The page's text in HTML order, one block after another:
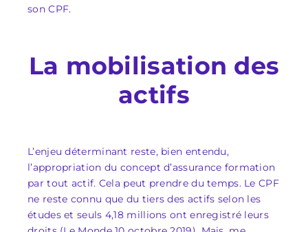
son CPF.
La mobilisation des
actifs
L’enjeu déterminant reste, bien entendu,
l’appropriation du concept d’assurance formation
par tout actif. Cela peut prendre du temps. Le CPF
ne reste connu que du tiers des actifs selon les
études et seuls 4,18 millions ont enregistré leurs